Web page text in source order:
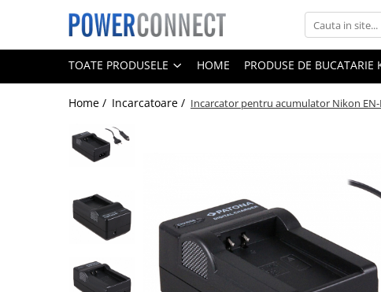
Toate Produsele
Sisteme filtrare apa
Sisteme filtrare apa
Acumulatori
Camere video
Telefoane mobile
TOATE PRODUSELE HOME PRODUSE DE BUCATARIE
Home / Incarcatoare / Incarcator pentru acumulator Nikon EN-